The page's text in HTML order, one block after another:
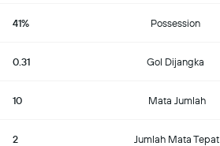
41% Possession
0.31 Gol Dijangka
10 Mata Jumlah
2 Jumlah Mata Tepat